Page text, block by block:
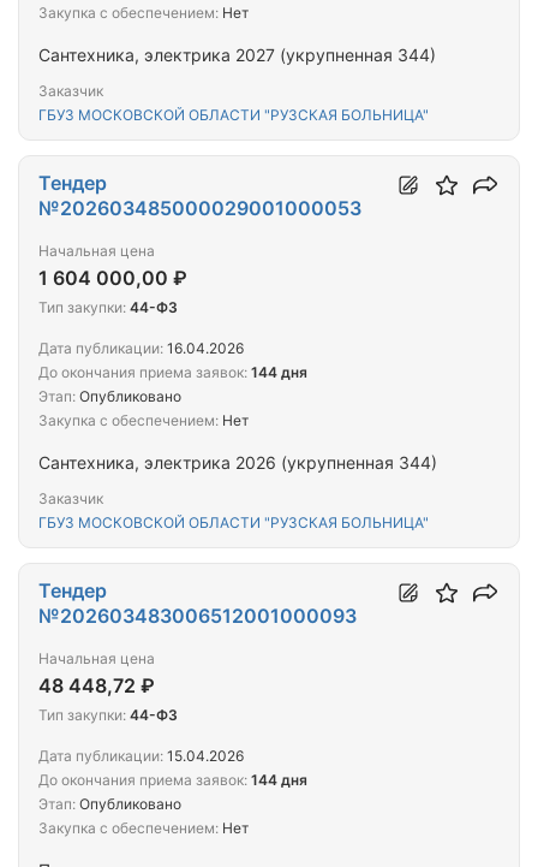
Сантехника, электрика 2027 (укрупненная 344)
Заказчик
ГБУЗ МОСКОВСКОЙ ОБЛАСТИ "РУЗСКАЯ БОЛЬНИЦА"
Закупка с обеспечением: Нет
Сантехника, электрика 2026 (укрупненная 344)
Заказчик
ГБУЗ МОСКОВСКОЙ ОБЛАСТИ "РУЗСКАЯ БОЛЬНИЦА"
Тендер
№202603485000029001000053
Начальная цена
1 604 000,00 ₽
Тип закупки: 44-ФЗ
Дата публикации: 16.04.2026
До окончания приема заявок: 144 дня
Этап: Опубликовано
Закупка с обеспечением: Нет
Тендер
№202603483006512001000093
Начальная цена
48 448,72 ₽
Тип закупки: 44-ФЗ
Дата публикации: 15.04.2026
До окончания приема заявок: 144 дня
Этап: Опубликовано
Закупка с обеспечением: Нет